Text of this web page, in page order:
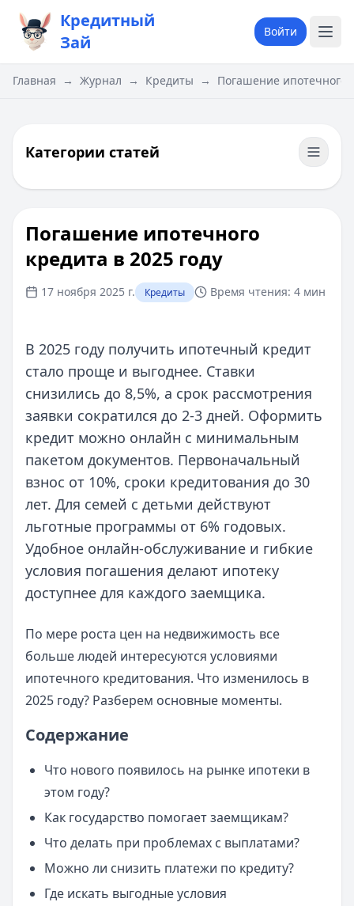
Кредитный
Зай
Войти
Главная → Журнал → Кредиты → Погашение ипотечного
Категории статей
Погашение ипотечного
кредита в 2025 году
17 ноября 2025 г. Кредиты Время чтения: 4 мин
В 2025 году получить ипотечный кредит
стало проще и выгоднее. Ставки
снизились до 8,5%, а срок рассмотрения
заявки сократился до 2-3 дней. Оформить
кредит можно онлайн с минимальным
пакетом документов. Первоначальный
взнос от 10%, сроки кредитования до 30
лет. Для семей с детьми действуют
льготные программы от 6% годовых.
Удобное онлайн-обслуживание и гибкие
условия погашения делают ипотеку
доступнее для каждого заемщика.
По мере роста цен на недвижимость все
больше людей интересуются условиями
ипотечного кредитования. Что изменилось в
2025 году? Разберем основные моменты.
Содержание
Что нового появилось на рынке ипотеки в
этом году?
Как государство помогает заемщикам?
Что делать при проблемах с выплатами?
Можно ли снизить платежи по кредиту?
Где искать выгодные условия